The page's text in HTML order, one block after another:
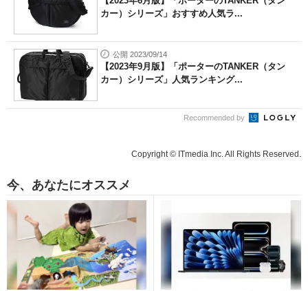
カー）シリーズ」おすすめ人気ラ...
公開 2023/09/14
【2023年9月版】「ポーターのTANKER（タン
カー）シリーズ」人気ランキング...
Recommended by
Copyright © ITmedia Inc. All Rights Reserved.
今、あなたにオススメ